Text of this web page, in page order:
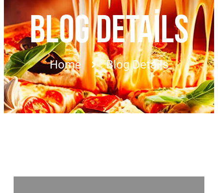
BLOG DETAILS
Home Blog Details